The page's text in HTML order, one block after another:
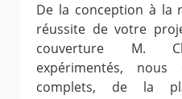
De la conception à la
réussite de votre
couverture M.
expérimentés,
complets, de la